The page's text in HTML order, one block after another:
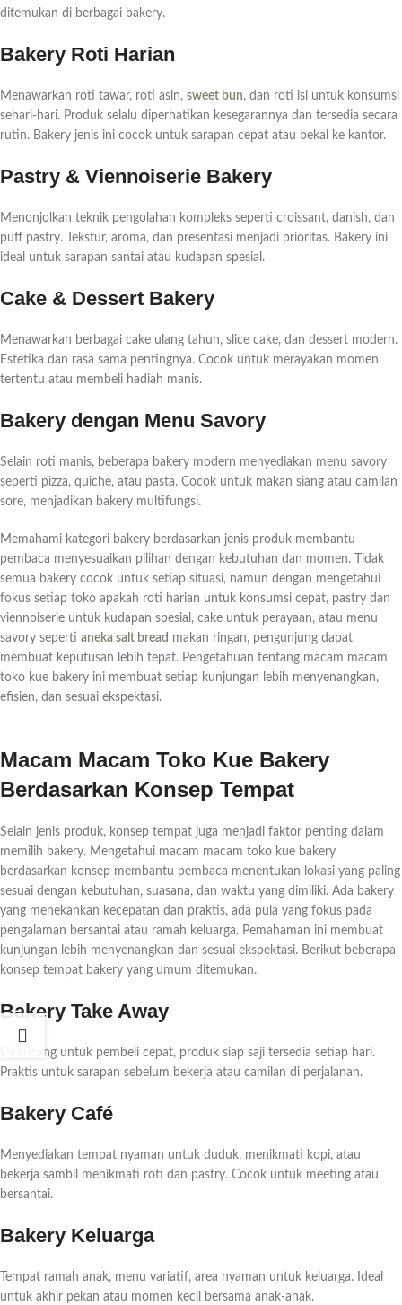
ditemukan di berbagai bakery.
Bakery Roti Harian
Menawarkan roti tawar, roti asin, sweet bun, dan roti isi untuk konsumsi
sehari-hari. Produk selalu diperhatikan kesegarannya dan tersedia secara
rutin. Bakery jenis ini cocok untuk sarapan cepat atau bekal ke kantor.
Pastry & Viennoiserie Bakery
Menonjolkan teknik pengolahan kompleks seperti croissant, danish, dan
puff pastry. Tekstur, aroma, dan presentasi menjadi prioritas. Bakery ini
ideal untuk sarapan santai atau kudapan spesial.
Cake & Dessert Bakery
Menawarkan berbagai cake ulang tahun, slice cake, dan dessert modern.
Estetika dan rasa sama pentingnya. Cocok untuk merayakan momen
tertentu atau membeli hadiah manis.
Bakery dengan Menu Savory
Selain roti manis, beberapa bakery modern menyediakan menu savory
seperti pizza, quiche, atau pasta. Cocok untuk makan siang atau camilan
sore, menjadikan bakery multifungsi.
Memahami kategori bakery berdasarkan jenis produk membantu
pembaca menyesuaikan pilihan dengan kebutuhan dan momen. Tidak
semua bakery cocok untuk setiap situasi, namun dengan mengetahui
fokus setiap toko apakah roti harian untuk konsumsi cepat, pastry dan
viennoiserie untuk kudapan spesial, cake untuk perayaan, atau menu
savory seperti aneka salt bread makan ringan, pengunjung dapat
membuat keputusan lebih tepat. Pengetahuan tentang macam macam
toko kue bakery ini membuat setiap kunjungan lebih menyenangkan,
efisien, dan sesuai ekspektasi.
Macam Macam Toko Kue Bakery
Berdasarkan Konsep Tempat
Selain jenis produk, konsep tempat juga menjadi faktor penting dalam
memilih bakery. Mengetahui macam macam toko kue bakery
berdasarkan konsep membantu pembaca menentukan lokasi yang paling
sesuai dengan kebutuhan, suasana, dan waktu yang dimiliki. Ada bakery
yang menekankan kecepatan dan praktis, ada pula yang fokus pada
pengalaman bersantai atau ramah keluarga. Pemahaman ini membuat
kunjungan lebih menyenangkan dan sesuai ekspektasi. Berikut beberapa
konsep tempat bakery yang umum ditemukan.
Bakery Take Away
Dirancang untuk pembeli cepat, produk siap saji tersedia setiap hari.
Praktis untuk sarapan sebelum bekerja atau camilan di perjalanan.
Bakery Café
Menyediakan tempat nyaman untuk duduk, menikmati kopi, atau
bekerja sambil menikmati roti dan pastry. Cocok untuk meeting atau
bersantai.
Bakery Keluarga
Tempat ramah anak, menu variatif, area nyaman untuk keluarga. Ideal
untuk akhir pekan atau momen kecil bersama anak-anak.